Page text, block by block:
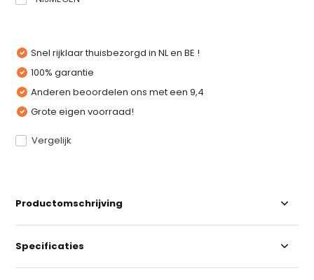
Snel rijklaar thuisbezorgd in NL en BE !
100% garantie
Anderen beoordelen ons met een 9,4
Grote eigen voorraad!
Vergelijk
Productomschrijving
Specificaties